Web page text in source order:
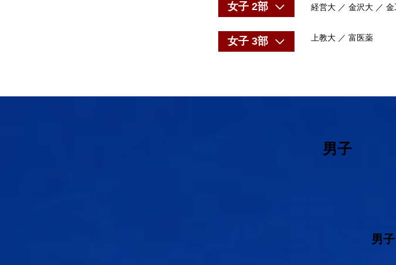
女子 2部 経営大 ／ 金沢大 ／
女子 3部 上教大 ／ 富医薬
男子
男